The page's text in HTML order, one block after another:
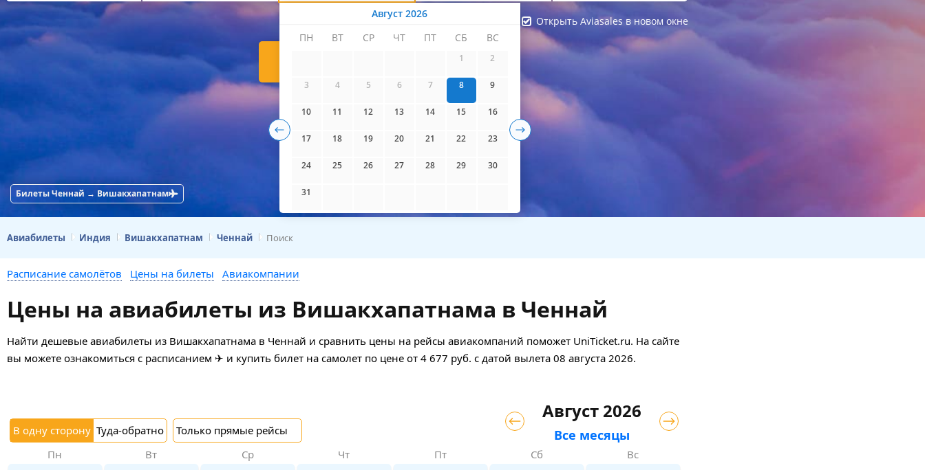
Август 2026
ПН
ВТ СР ЧТ ПТ СБ ВС
1 2
3 4 5 6 7 8 9
10 11 12 13 14 15 16
17 18 19 20 21 22 23
24 25 26 27 28 29 30
31
Открыть Aviasales в новом окне
Билеты Ченнай → Вишакхапатнам
Авиабилеты Индия Вишакхапатнам Ченнай Поиск
Расписание самолётов Цены на билеты Авиакомпании
Цены на авиабилеты из Вишакхапатнама в Ченнай
Найти дешевые авиабилеты из Вишакхапатнама в Ченнай и сравнить цены на рейсы авиакомпаний поможет UniTicket.ru. На сайте
вы можете ознакомиться с расписанием ✈ и купить билет на самолет по цене от 4 677 руб. с датой вылета 08 августа 2026.
В одну сторону Туда-обратно Только прямые рейсы
Август 2026
Все месяцы
Пн Вт Ср Чт Пт Сб Вс